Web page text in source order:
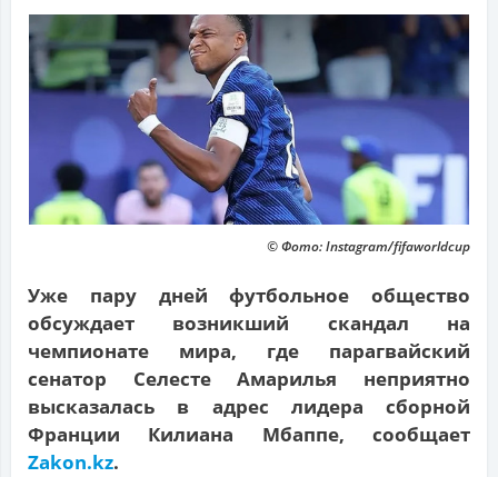
© Фото: Instagram/fifaworldcup
Уже пару дней футбольное общество
обсуждает возникший скандал на
чемпионате мира, где парагвайский
сенатор Селесте Амарилья неприятно
высказалась в адрес лидера сборной
Франции Килиана Мбаппе, сообщает
Zakon.kz.